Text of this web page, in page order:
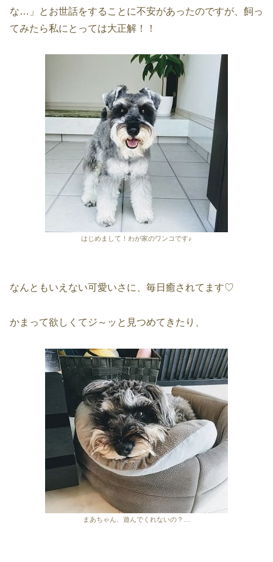
な…」とお世話をすることに不安があったのですが、飼っ
てみたら私にとっては大正解！！
はじめまして！わが家のワンコです♪
なんともいえない可愛いさに、毎日癒されてます♡
かまって欲しくてジ～ッと見つめてきたり、
まあちゃん、遊んでくれないの？…